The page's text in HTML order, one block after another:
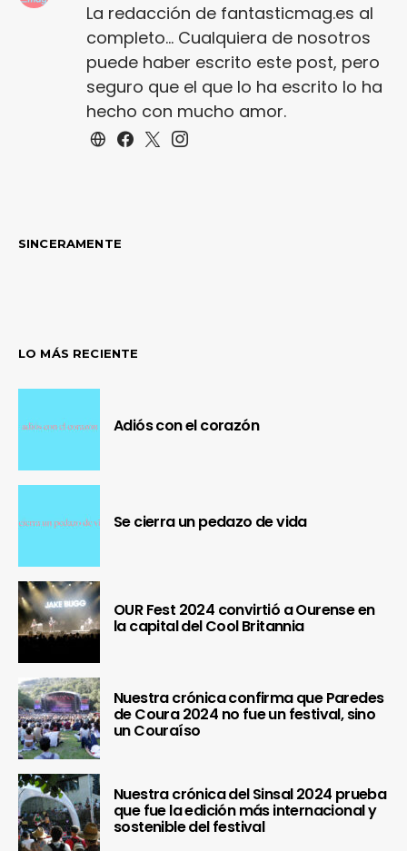
La redacción de fantasticmag.es al
completo... Cualquiera de nosotros
puede haber escrito este post, pero
seguro que el que lo ha escrito lo ha
hecho con mucho amor.
SINCERAMENTE
LO MÁS RECIENTE
Adiós con el corazón
Se cierra un pedazo de vida
OUR Fest 2024 convirtió a Ourense en
la capital del Cool Britannia
Nuestra crónica confirma que Paredes
de Coura 2024 no fue un festival, sino
un Couraíso
Nuestra crónica del Sinsal 2024 prueba
que fue la edición más internacional y
sostenible del festival